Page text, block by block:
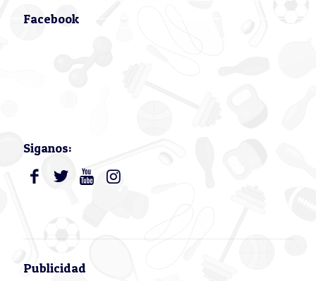
Facebook
Siganos:
Publicidad